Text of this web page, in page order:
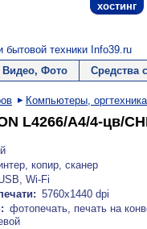
хостинг
бытовой техники Info39.ru
Фото Средства
Компьютеры, оргтехника
L4266/A4/4-цв/
копир, сканер
Wi-Fi
5760x1440 dpi
фотопечать, печать на